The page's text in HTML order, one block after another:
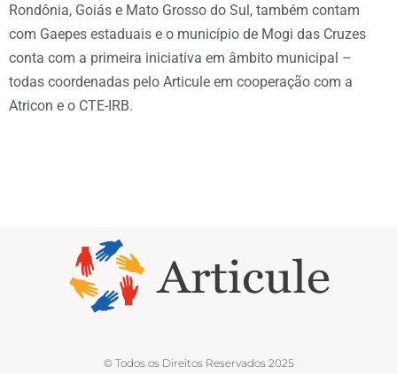
Rondônia, Goiás e Mato Grosso do Sul, também contam
com Gaepes estaduais e o município de Mogi das Cruzes
conta com a primeira iniciativa em âmbito municipal –
todas coordenadas pelo Articule em cooperação com a
Atricon e o CTE-IRB.
© Todos os Direitos Reservados 2025